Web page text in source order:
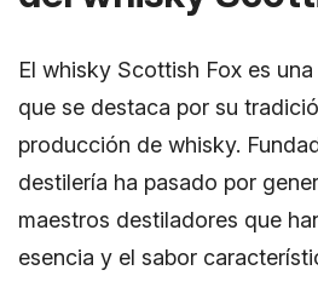
El whisky Scottish Fox es
que se destaca por su
producción de whisky.
destilería ha pasado por
maestros destiladores que
esencia y el sabor